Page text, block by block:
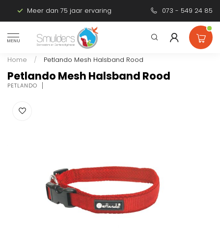
Meer dan 75 jaar ervaring Persoonlijk
073 - 549 24 85
MENU
Home / Petlando Mesh Halsband Rood
Petlando Mesh Halsband Rood
PETLANDO